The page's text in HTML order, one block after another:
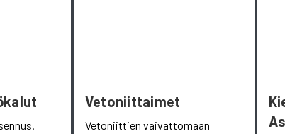
Vetoniittaimet
Vetoniittien vaivattomaan